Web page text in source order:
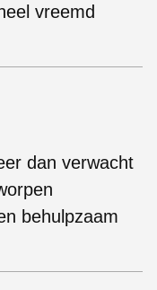
vreemd
dan verwacht
behulpzaam